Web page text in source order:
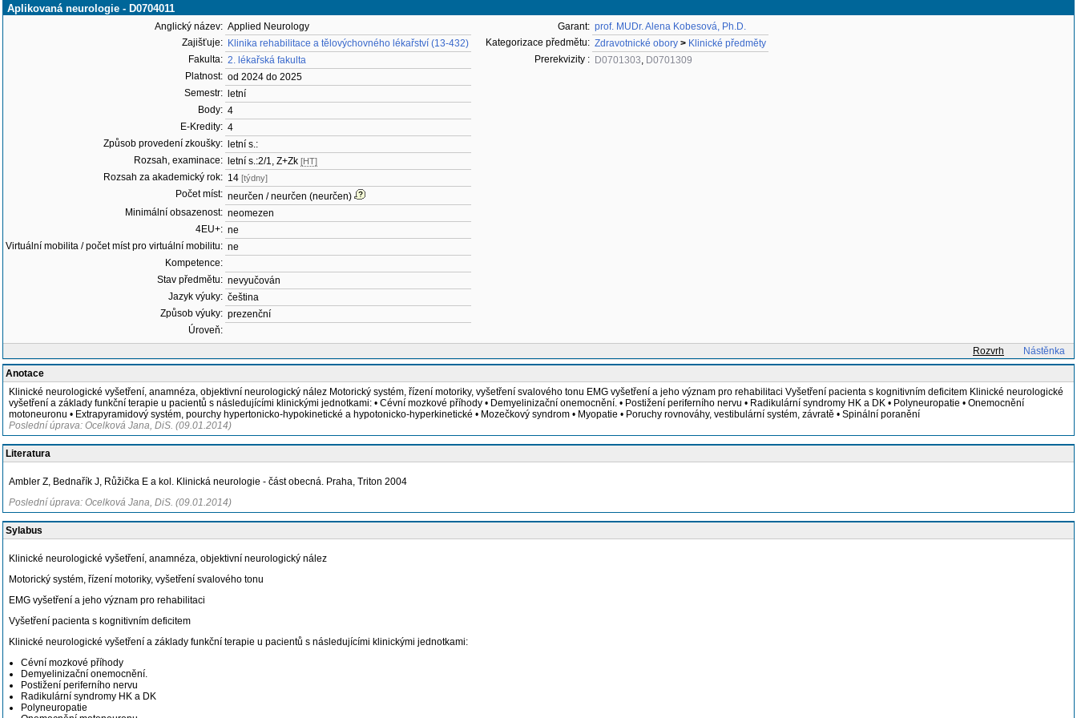
Aplikovaná neurologie - D0704011
Anglický název: Applied Neurology
Zajišťuje: Klinika rehabilitace a tělovýchovného lékařství (13-432)
Fakulta: 2. lékařská fakulta
Platnost: od 2024 do 2025
Semestr:
letní
Body: 4
E-Kredity: 4
Způsob provedení zkoušky:
letní s.:
Rozsah, examinace:
letní s.:2/1, Z+Zk [HT]
Rozsah za akademický rok: 14 [týdny]
Počet míst: neurčen / neurčen (neurčen)
Minimální obsazenost: neomezen
4EU+: ne
Virtuální mobilita / počet míst pro virtuální mobilitu: ne
Kompetence:
Stav předmětu: nevyučován
Jazyk výuky: čeština
Způsob výuky: prezenční
Úroveň:
Garant: prof. MUDr. Alena Kobesová, Ph.D.
Kategorizace předmětu: Zdravotnické obory > Klinické předměty
Prerekvizity : D0701303, D0701309
Rozvrh
Nástěnka
Anotace
Klinické neurologické vyšetření, anamnéza, objektivní neurologický nález Motorický systém, řízení motoriky, vyšetření svalového tonu EMG vyšetření a jeho význam pro rehabilitaci Vyšetření pacienta s kognitivním deficitem Klinické neurologické
vyšetření a základy funkční terapie u pacientů s následujícími klinickými jednotkami: • Cévní mozkové příhody • Demyelinizační onemocnění. • Postižení periferního nervu • Radikulární syndromy HK a DK • Polyneuropatie • Onemocnění
motoneuronu • Extrapyramidový systém, pourchy hypertonicko-hypokinetické a hypotonicko-hyperkinetické • Mozečkový syndrom • Myopatie • Poruchy rovnováhy, vestibulární systém, závratě • Spinální poranění
Poslední úprava: Ocelková Jana, DiS. (09.01.2014)
Literatura
Ambler Z, Bednařík J, Růžička E a kol. Klinická neurologie - část obecná. Praha, Triton 2004
Poslední úprava: Ocelková Jana, DiS. (09.01.2014)
Sylabus
Klinické neurologické vyšetření, anamnéza, objektivní neurologický nález
Motorický systém, řízení motoriky, vyšetření svalového tonu
EMG vyšetření a jeho význam pro rehabilitaci
Vyšetření pacienta s kognitivním deficitem
Klinické neurologické vyšetření a základy funkční terapie u pacientů s následujícími klinickými jednotkami:
Cévní mozkové příhody
Demyelinizační onemocnění.
Postižení periferního nervu
Radikulární syndromy HK a DK
Polyneuropatie